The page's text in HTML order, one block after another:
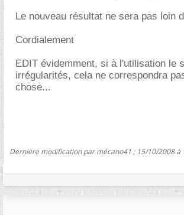
Le nouveau résultat ne sera pas loin
Cordialement
EDIT évidemment, si à l'utilisation le
irrégularités, cela ne correspondra
chose...
Dernière modification par mécano41 ; 15/10/2008 à